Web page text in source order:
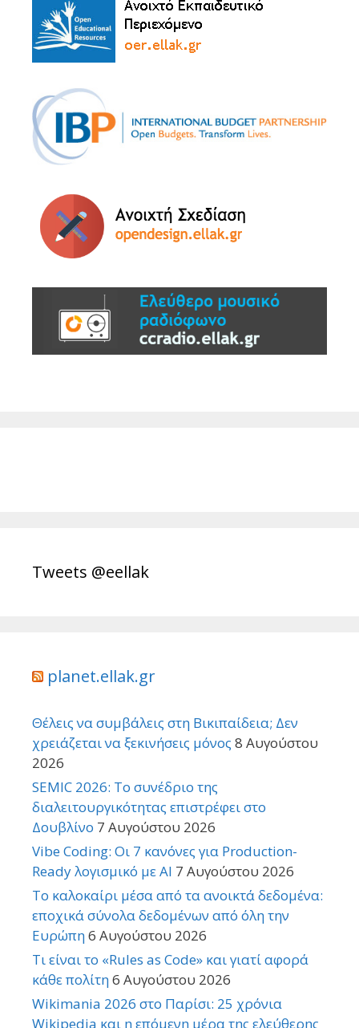
Tweets @eellak
planet.ellak.gr
Θέλεις να συμβάλεις στη Βικιπαίδεια; Δεν
χρειάζεται να ξεκινήσεις μόνος 8 Αυγούστου
2026
SEMIC 2026: Το συνέδριο της
διαλειτουργικότητας επιστρέφει στο
Δουβλίνο 7 Αυγούστου 2026
Vibe Coding: Οι 7 κανόνες για Production-
Ready λογισμικό με AI 7 Αυγούστου 2026
Το καλοκαίρι μέσα από τα ανοικτά δεδομένα:
εποχικά σύνολα δεδομένων από όλη την
Ευρώπη6 Αυγούστου 2026
Τι είναι το «Rules as Code» και γιατί αφορά
κάθε πολίτη6 Αυγούστου 2026
Wikimania 2026 στο Παρίσι: 25 χρόνια
Wikipedia και η επόμενη μέρα της ελεύθερης